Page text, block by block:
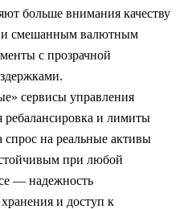
больше внимания качеству
и смешанным валютным
с прозрачной
сервисы управления
ребалансировка и лимиты
спрос на реальные активы
при любой
— надежность
и доступ к